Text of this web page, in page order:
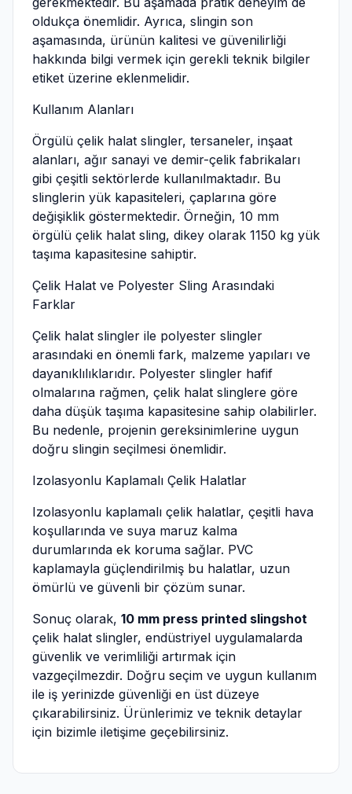
oldukça önemlidir. Ayrıca, slingin son
aşamasında, ürünün kalitesi ve güvenilirliği
hakkında bilgi vermek için gerekli teknik bilgiler
etiket üzerine eklenmelidir.
Kullanım Alanları
Örgülü çelik halat slingler, tersaneler, inşaat
alanları, ağır sanayi ve demir-çelik fabrikaları
gibi çeşitli sektörlerde kullanılmaktadır. Bu
slinglerin yük kapasiteleri, çaplarına göre
değişiklik göstermektedir. Örneğin, 10 mm
örgülü çelik halat sling, dikey olarak 1150 kg yük
taşıma kapasitesine sahiptir.
Çelik Halat ve Polyester Sling Arasındaki
Farklar
Çelik halat slingler ile polyester slingler
arasındaki en önemli fark, malzeme yapıları ve
dayanıklılıklarıdır. Polyester slingler hafif
olmalarına rağmen, çelik halat slinglere göre
daha düşük taşıma kapasitesine sahip olabilirler.
Bu nedenle, projenin gereksinimlerine uygun
doğru slingin seçilmesi önemlidir.
Izolasyonlu Kaplamalı Çelik Halatlar
Izolasyonlu kaplamalı çelik halatlar, çeşitli hava
koşullarında ve suya maruz kalma
durumlarında ek koruma sağlar. PVC
kaplamayla güçlendirilmiş bu halatlar, uzun
ömürlü ve güvenli bir çözüm sunar.
Sonuç olarak, 10 mm press printed slingshot
çelik halat slingler, endüstriyel uygulamalarda
güvenlik ve verimliliği artırmak için
vazgeçilmezdir. Doğru seçim ve uygun kullanım
ile iş yerinizde güvenliği en üst düzeye
çıkarabilirsiniz. Ürünlerimiz ve teknik detaylar
için bizimle iletişime geçebilirsiniz.